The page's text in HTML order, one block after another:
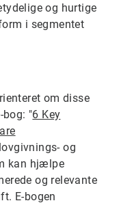
og hurtige
i segmentet
om disse
bog: "6 Key
og
kan hjælpe
og relevante
E-bogen